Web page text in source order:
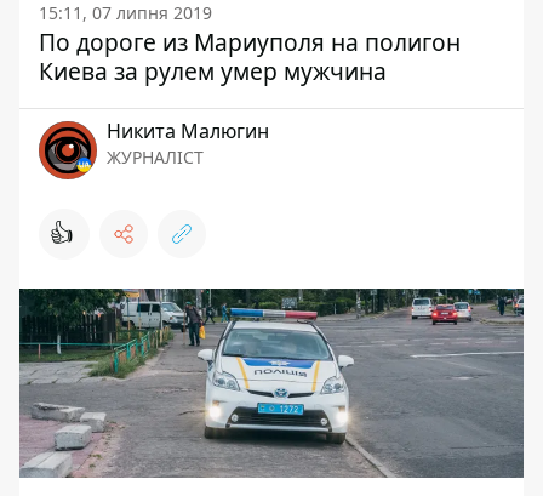
15:11, 07 липня 2019
По дороге из Мариуполя на полигон
Киева за рулем умер мужчина
Никита Малюгин
ЖУРНАЛІСТ
👍